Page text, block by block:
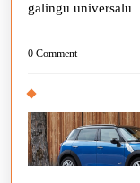
galingu universalu
0 Comment